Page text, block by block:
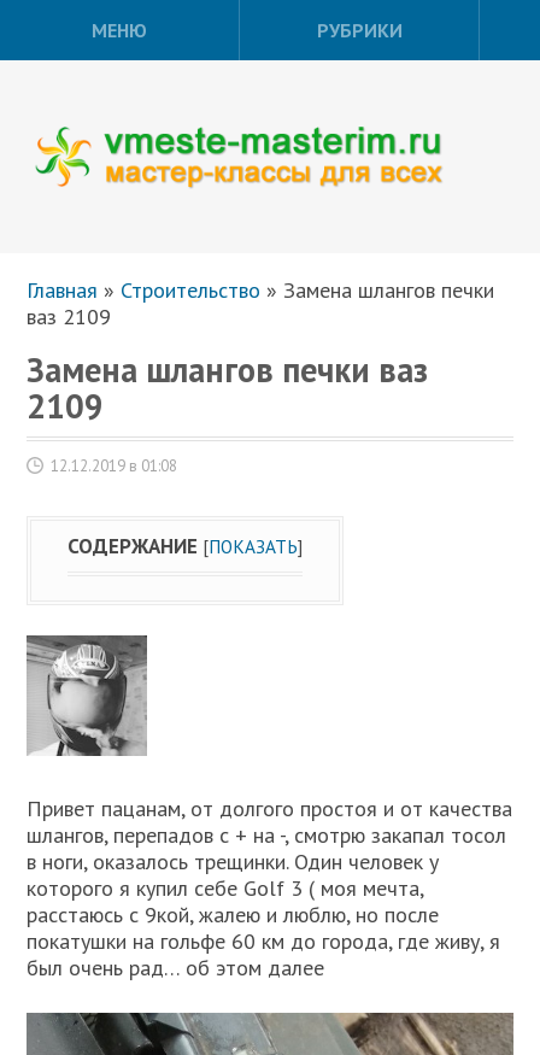
МЕНЮ РУБРИКИ
Главная » Строительство » Замена шлангов печки
ваз 2109
Замена шлангов печки ваз
2109
12.12.2019 в 01:08
СОДЕРЖАНИЕ [ПОКАЗАТЬ]
Привет пацанам, от долгого простоя и от качества
шлангов, перепадов с + на -, смотрю закапал тосол
в ноги, оказалось трещинки. Один человек у
которого я купил себе Golf 3 ( моя мечта,
расстаюсь с 9кой, жалею и люблю, но после
покатушки на гольфе 60 км до города, где живу, я
был очень рад… об этом далее